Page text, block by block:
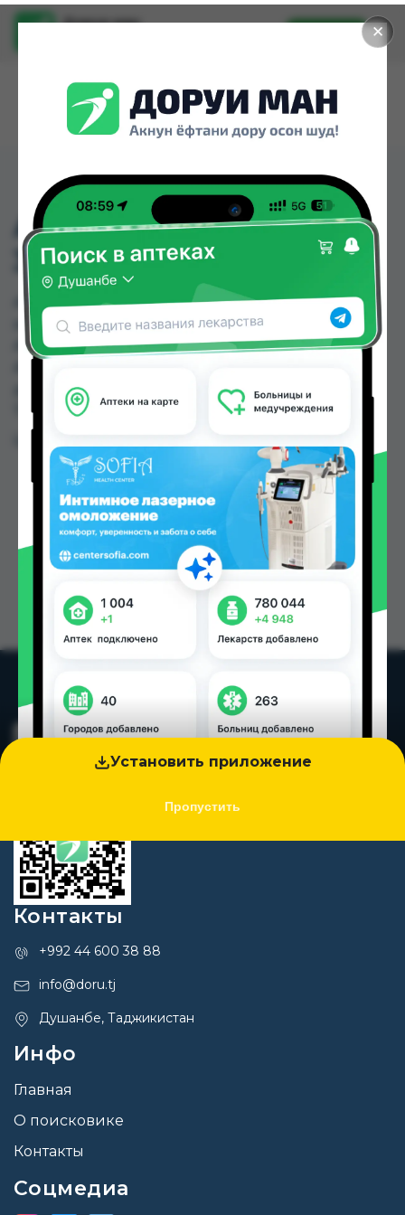
✕
Установить приложение
Пропустить
Доруи ман
Установить
АДВАНТАН КРЕМ 0,1%.
30ГР
АДВАНТАН КРЕМ 0,1%. 30ГР можно купить или
заказать в аптеках, Абубакри Карим, Авиценна,
АЗИЗ ВАКО , Алишер-К, Аптека + 24/7, Аптека
до 51.75 TJS в Душанбе и других городах
Таджикистана
Контакты
+992 44 600 38 88
info@doru.tj
Душанбе, Таджикистан
Инфо
Главная
О поисковике
Контакты
Соцмедиа